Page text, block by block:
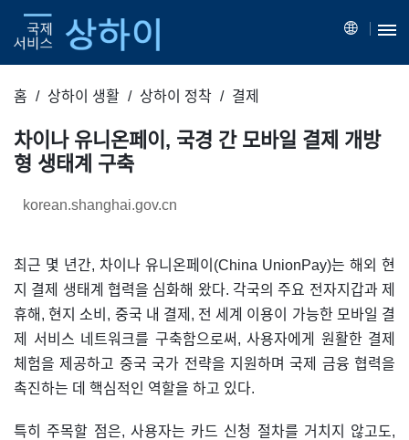
홈 상하이 생활 상하이 정착 결제
차이나 유니온페이, 국경 간 모바일 결제 개방
형 생태계 구축
korean.shanghai.gov.cn
최근 몇 년간, 차이나 유니온페이(China UnionPay)는 해외 현
지 결제 생태계 협력을 심화해 왔다. 각국의 주요 전자지갑과 제
휴해, 현지 소비, 중국 내 결제, 전 세계 이용이 가능한 모바일 결
제 서비스 네트워크를 구축함으로써, 사용자에게 원활한 결제
체험을 제공하고 중국 국가 전략을 지원하며 국제 금융 협력을
촉진하는 데 핵심적인 역할을 하고 있다.
특히 주목할 점은, 사용자는 카드 신청 절차를 거치지 않고도,